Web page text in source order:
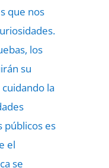
que nos
los
su
la
públicos es
el
se